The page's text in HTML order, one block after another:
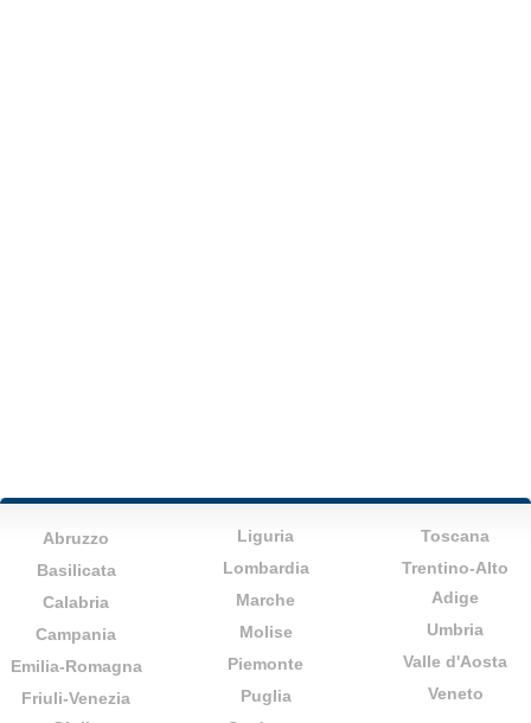
Abruzzo
Basilicata
Calabria
Campania
Emilia-Romagna
Friuli-Venezia
Liguria
Lombardia
Marche
Molise
Piemonte
Puglia
Toscana
Trentino-Alto
Adige
Umbria
Valle d'Aosta
Veneto